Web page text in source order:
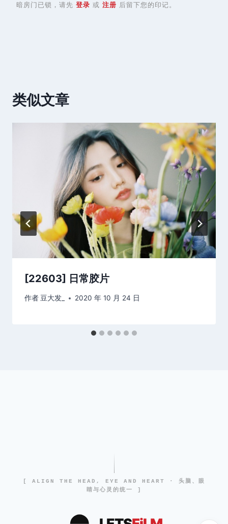
暗房门已锁，请先 登录 或 注册 后留下您的印记。
类似文章
[22603] 日常胶片
作者 豆大发_ 2020 年 10 月 24 日
[ ALIGN THE HEAD, EYE AND HEART · 头脑、眼
睛与心灵的统一 ]